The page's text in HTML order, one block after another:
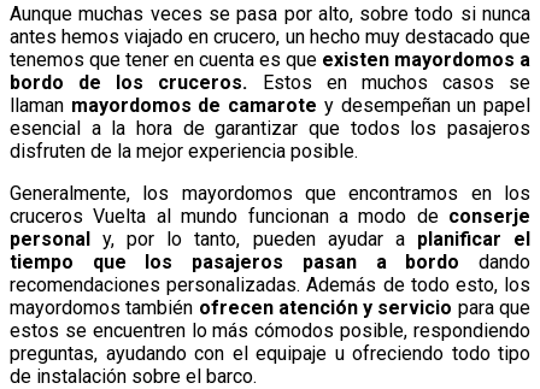
Aunque muchas veces se pasa por alto, sobre todo si nunca
antes hemos viajado en crucero, un hecho muy destacado que
tenemos que tener en cuenta es que existen mayordomos a
bordo de los cruceros. Estos en muchos casos se
llaman mayordomos de camarote y desempeñan un papel
esencial a la hora de garantizar que todos los pasajeros
disfruten de la mejor experiencia posible.
Generalmente, los mayordomos que encontramos en los
cruceros Vuelta al mundo funcionan a modo deconserje
personaly, por lo tanto, pueden ayudar aplanificar el
tiempo que los pasajeros pasan a bordo dando
recomendaciones personalizadas. Además de todo esto, los
mayordomos también ofrecen atención y servicio para que
estos se encuentren lo más cómodos posible, respondiendo
preguntas, ayudando con el equipaje u ofreciendo todo tipo
de instalación sobre el barco.